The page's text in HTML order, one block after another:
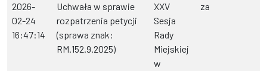
2026-
02-24
16:47:14
Uchwała w sprawie
rozpatrzenia petycji
(sprawa znak:
RM.152.9.2025)
XXV
Sesja
Rady
Miejskiej
w
za